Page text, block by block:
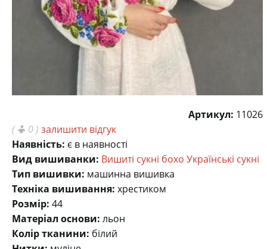
Артикул: 11026
(
0 ) залишити відгук
Наявність: є в наявності
Вид вишиванки: Вишиті сукні бохо Українські сукні
Тип вишивки: машинна вишивка
Техніка вишивання: хрестиком
Розмір: 44
Матеріал основи: льон
Колір тканини: білий